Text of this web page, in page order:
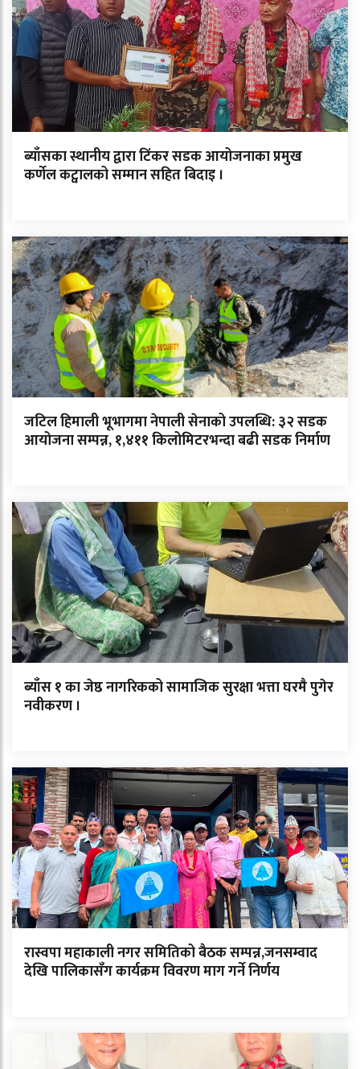
ब्याँसका स्थानीय द्वारा टिंकर सडक आयोजनाका प्रमुख
कर्णेल कट्वालको सम्मान सहित बिदाइ ।
जटिल हिमाली भूभागमा नेपाली सेनाको उपलब्धि: ३२ सडक
आयोजना सम्पन्न, १,४११ किलोमिटरभन्दा बढी सडक निर्माण
ब्याँस १ का जेष्ठ नागरिकको सामाजिक सुरक्षा भत्ता घरमै पुगेर
नवीकरण ।
रास्वपा महाकाली नगर समितिको बैठक सम्पन्न,जनसम्वाद
देखि पालिकासँग कार्यक्रम विवरण माग गर्ने निर्णय